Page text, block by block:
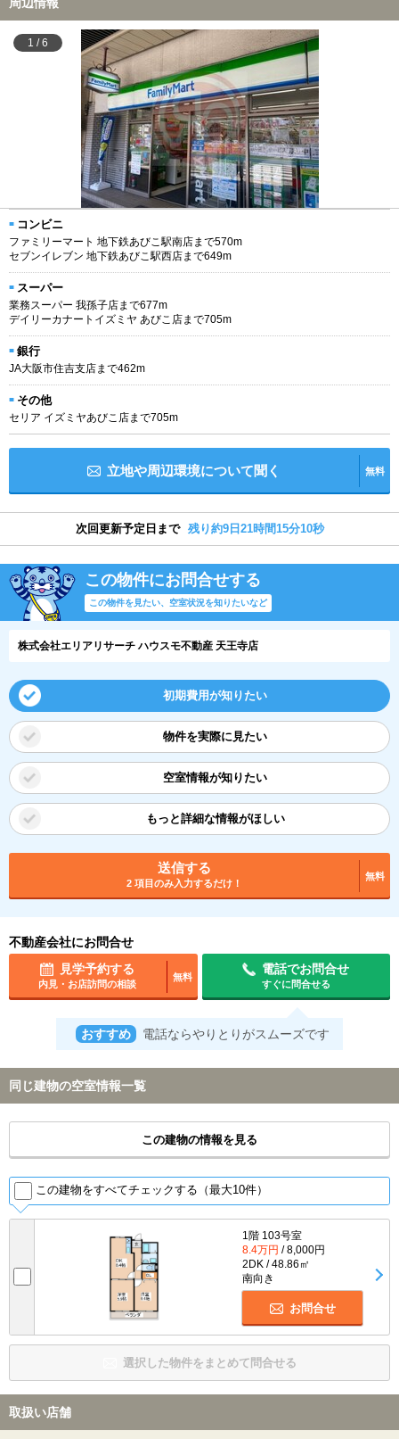
1 /6
コンビニ
ファミリーマート 地下鉄あびこ駅南店まで570m
セブンイレブン 地下鉄あびこ駅西店まで649m
スーパー
業務スーパー 我孫子店まで677m
デイリーカナートイズミヤ あびこ店まで705m
銀行
JA大阪市住吉支店まで462m
その他
セリア イズミヤあびこ店まで705m
立地や周辺環境について聞く 無料
次回更新予定日まで 残り約9日21時間15分10秒
この物件にお問合せする
この物件を見たい、空室状況を知りたいなど
株式会社エリアリサーチ ハウスモ不動産 天王寺店
初期費用が知りたい
物件を実際に見たい
空室情報が知りたい
もっと詳細な情報がほしい
送信する
2 項目のみ入力するだけ！
無料
不動産会社にお問合せ
見学予約する
内見・お店訪問の相談
無料
電話でお問合せ
すぐに問合せる
おすすめ 電話ならやりとりがスムーズです
同じ建物の空室情報一覧
この建物の情報を見る
この建物をすべてチェックする（最大10件）
1階 103号室
8.4万円 / 8,000円
2DK / 48.86㎡
南向き
お問合せ
選択した物件をまとめて問合せる
取扱い店舗